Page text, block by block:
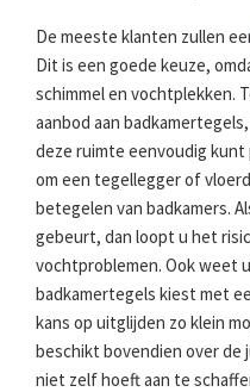
De meeste klanten zullen
Dit is een goede keuze,
schimmel en vochtplekken.
aanbod aan
deze ruimte eenvoudig
om een tegellegger of
betegelen van badkamers.
gebeurt, dan loopt u het
vochtproblemen. Ook weet
badkamertegels kiest met
kans op uitglijden zo klein
beschikt bovendien over de
niet zelf hoeft aan te